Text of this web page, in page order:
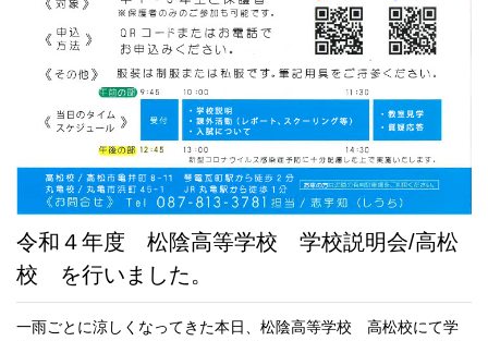
令和４年度 松陰高等学校 学校説明会/高松
校 を行いました。
一雨ごとに涼しくなってきた本日、松陰高等学校 高松校にて学